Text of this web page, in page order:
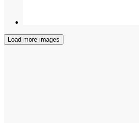
Load more images